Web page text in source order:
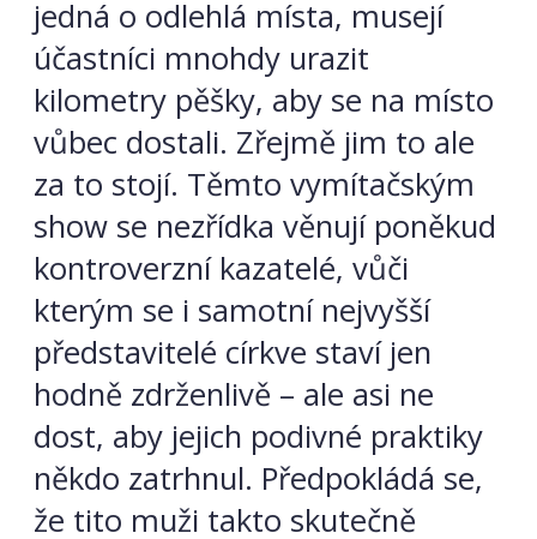
jedná o odlehlá místa, musejí
účastníci mnohdy urazit
kilometry pěšky, aby se na místo
vůbec dostali. Zřejmě jim to ale
za to stojí. Těmto vymítačským
show se nezřídka věnují poněkud
kontroverzní kazatelé, vůči
kterým se i samotní nejvyšší
představitelé církve staví jen
hodně zdrženlivě – ale asi ne
dost, aby jejich podivné praktiky
někdo zatrhnul. Předpokládá se,
že tito muži takto skutečně